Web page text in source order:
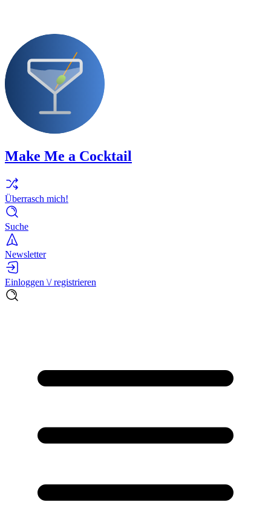
Make Me a Cocktail
Überrasch mich!
Suche
Newsletter
Einloggen \/ registrieren